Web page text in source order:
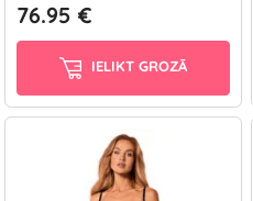
76.95 €
IELIKT GROZĀ